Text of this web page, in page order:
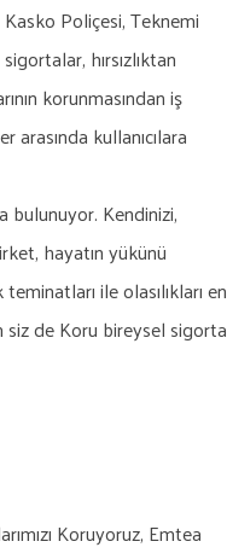
Poliçesi, Teknemi
hırsızlıktan
korunmasından iş
kullanıcılara
bulunuyor. Kendinizi,
hayatın yükünü
ile olasılıkları en
siz de Koru bireysel sigorta
Koruyoruz, Emtea